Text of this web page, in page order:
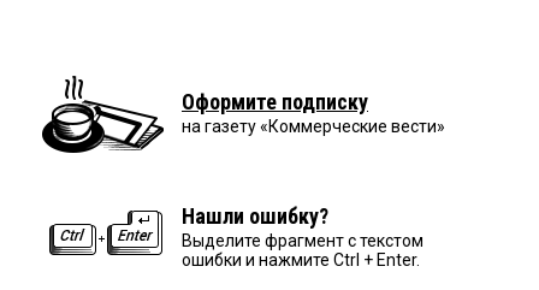
Оформите подписку
на газету «Коммерческие вести»
Нашли ошибку?
Выделите фрагмент с текстом
ошибки и нажмите Ctrl + Enter.